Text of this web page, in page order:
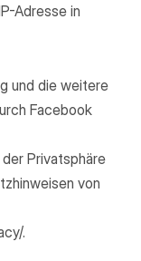
Adresse in
und die weitere
Facebook
Privatsphäre
von
.